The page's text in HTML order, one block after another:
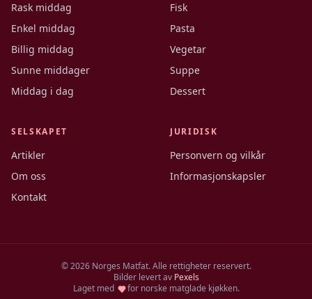
Rask middag
Enkel middag
Billig middag
Sunne middager
Middag i dag
Fisk
Pasta
Vegetar
Suppe
Dessert
SELSKAPET
Artikler
Om oss
Kontakt
JURIDISK
Personvern og vilkår
Informasjonskapsler
©2026Norges Matfat. Alle rettigheter reservert.
Bilder levert av Pexels
Laget med
for norske matglade kjøkken.